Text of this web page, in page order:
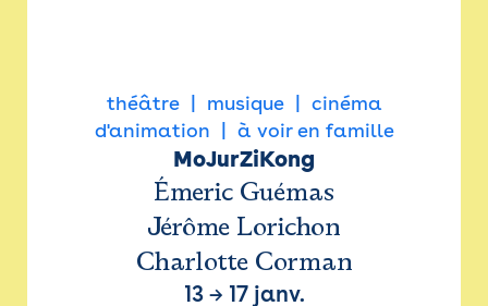
théâtre musique
cinéma
d'animation
à voir en famille
MoJurZiKong
Émeric Guémas
Jérôme Lorichon
Charlotte Corman
13→ 17 janv.